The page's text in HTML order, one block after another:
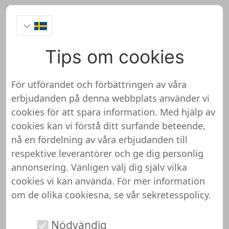
Sweet24.de Onlineshop
Test
Sweet24.de har ännu inte granskats
och testats
Vi har ännu ingen detaljerad information om
Sweet24.de ännu inte har granskats och testats
Tips om cookies
För utförandet och förbättringen av våra
erbjudanden på denna webbplats använder vi
cookies för att spara information. Med hjälp av
cookies kan vi förstå ditt surfande beteende,
nå en fördelning av våra erbjudanden till
respektive leverantörer och ge dig personlig
annonsering. Vänligen välj dig själv vilka
cookies vi kan använda. För mer information
om de olika cookiesna, se vår sekretesspolicy.
Nödvändig